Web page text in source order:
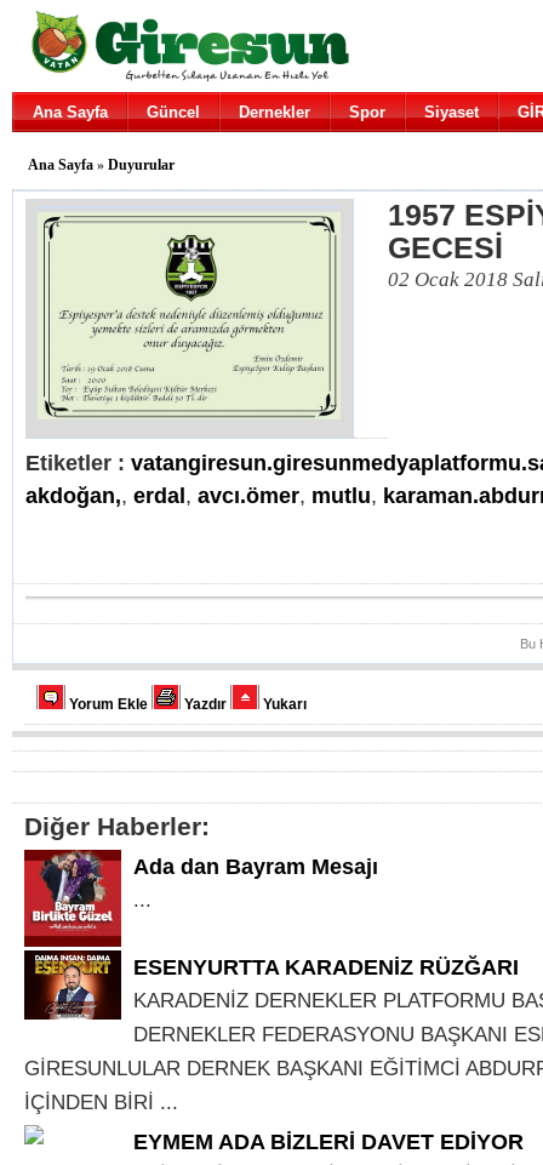
Ana Sayfa Güncel Dernekler Spor Siyaset
Ana Sayfa » Duyurular
1957
GECESİ
02 Ocak 2018
Etiketler :
akdoğan,, erdal, avcı.ömer, mutlu,
Bu
Yorum Ekle Yazdır Yukarı
Diğer Haberler:
Ada dan Bayram Mesajı
...
ESENYURTTA KARADENİZ RÜZĞARI
KARADENİZ DERNEKLER PLATFORMU
DERNEKLER FEDERASYONU BAŞKANI
GİRESUNLULAR DERNEK BAŞKANI EĞİTİMCİ
İÇİNDEN BİRİ ...
EYMEM ADA BİZLERİ DAVET EDİYOR